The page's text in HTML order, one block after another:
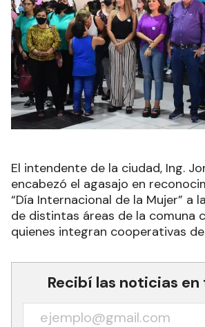
El intendente de la ciudad, Ing.
encabezó el agasajo en
“Día Internacional de la Mujer” a
de distintas áreas de la comuna
quienes integran cooperativas
Recibí las noticias